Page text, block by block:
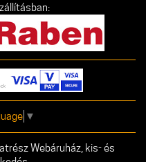
▼
Webáruház, kis- és